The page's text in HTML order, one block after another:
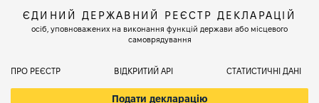
ЄДИНИЙ ДЕРЖАВНИЙ РЕЄСТР ДЕКЛАРАЦІЙ
осіб, уповноважених на виконання функцій держави або місцевого
самоврядування
ПРО РЕЄСТР ВІДКРИТИЙ АРІ СТАТИСТИЧНІ ДАНІ
Подати декларацію